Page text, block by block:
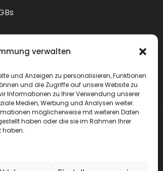
verwalten
und Anzeigen zu personalisieren, Funktionen
und die Zugriffe auf unsere Website zu
Informationen zu Ihrer Verwendung unserer
Medien, Werbung und Analysen weiter.
möglicherweise mit weiteren Daten
haben oder die sie im Rahmen Ihrer
haben.